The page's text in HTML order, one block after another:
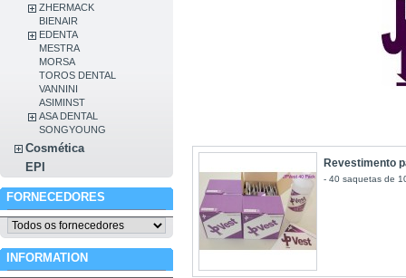
ZHERMACK
BIENAIR
EDENTA
MESTRA
MORSA
TOROS DENTAL
VANNINI
ASIMINST
ASA DENTAL
SONGYOUNG
Cosmética
EPI
FORNECEDORES
INFORMATION
Revestimento
- 40 saquetas de